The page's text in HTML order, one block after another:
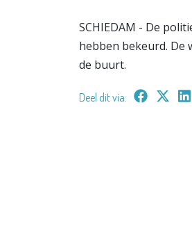
SCHIEDAM - De
hebben bekeurd. De
de buurt.
Deel dit via: